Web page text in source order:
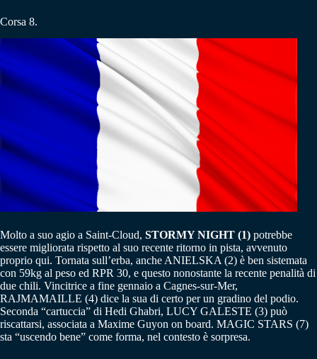
Corsa 8.
Molto a suo agio a Saint-Cloud, STORMY NIGHT (1) potrebbe
essere migliorata rispetto al suo recente ritorno in pista, avvenuto
proprio qui. Tornata sull’erba, anche ANIELSKA (2) è ben sistemata
con 59kg al peso ed RPR 30, e questo nonostante la recente penalità di
due chili. Vincitrice a fine gennaio a Cagnes-sur-Mer,
RAJMAMAILLE (4) dice la sua di certo per un gradino del podio.
Seconda “cartuccia” di Hedi Ghabri, LUCY GALESTE (3) può
riscattarsi, associata a Maxime Guyon on board. MAGIC STARS (7)
sta “uscendo bene” come forma, nel contesto è sorpresa.